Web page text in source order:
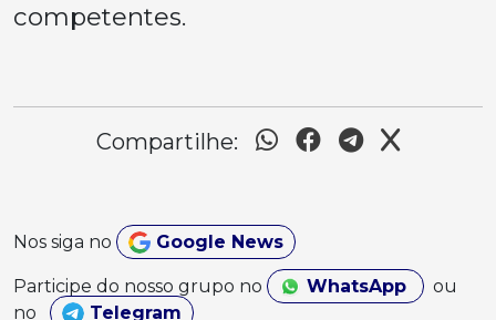
competentes.
Compartilhe:
Nos siga no Google News
Participe do nosso grupo no WhatsApp
ou
no
Telegram